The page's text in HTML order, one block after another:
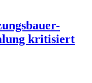
kritisiert